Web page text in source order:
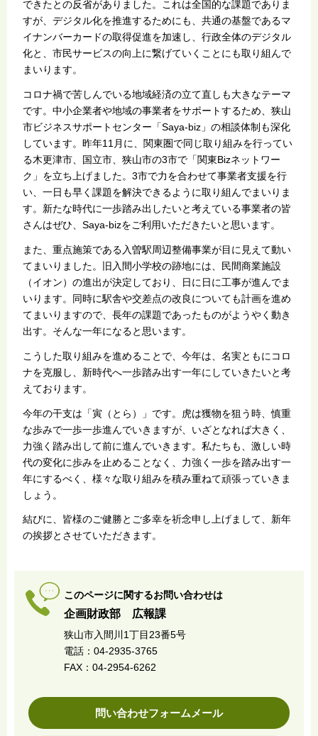
できたとの反省がありました。これは全国的な課題でありま
すが、デジタル化を推進するためにも、共通の基盤であるマ
イナンバーカードの取得促進を加速し、行政全体のデジタル
化と、市民サービスの向上に繋げていくことにも取り組んで
まいります。
コロナ禍で苦しんでいる地域経済の立て直しも大きなテーマ
です。中小企業者や地域の事業者をサポートするため、狭山
市ビジネスサポートセンター「Saya-biz」の相談体制も深化
しています。昨年11月に、関東圏で同じ取り組みを行ってい
る木更津市、国立市、狭山市の3市で「関東Bizネットワー
ク」を立ち上げました。3市で力を合わせて事業者支援を行
い、一日も早く課題を解決できるように取り組んでまいりま
す。新たな時代に一歩踏み出したいと考えている事業者の皆
さんはぜひ、Saya-bizをご利用いただきたいと思います。
また、重点施策である入曽駅周辺整備事業が目に見えて動い
てまいりました。旧入間小学校の跡地には、民間商業施設
（イオン）の進出が決定しており、日に日に工事が進んでま
いります。同時に駅舎や交差点の改良についても計画を進め
てまいりますので、長年の課題であったものがようやく動き
出す。そんな一年になると思います。
こうした取り組みを進めることで、今年は、名実ともにコロ
ナを克服し、新時代へ一歩踏み出す一年にしていきたいと考
えております。
今年の干支は「寅（とら）」です。虎は獲物を狙う時、慎重
な歩みで一歩一歩進んでいきますが、いざとなれば大きく、
力強く踏み出して前に進んでいきます。私たちも、激しい時
代の変化に歩みを止めることなく、力強く一歩を踏み出す一
年にするべく、様々な取り組みを積み重ねて頑張っていきま
しょう。
結びに、皆様のご健勝とご多幸を祈念申し上げまして、新年
の挨拶とさせていただきます。
このページに関するお問い合わせは
企画財政部 広報課
狭山市入間川1丁目23番5号
電話：04-2935-3765
FAX：04-2954-6262
問い合わせフォームメール